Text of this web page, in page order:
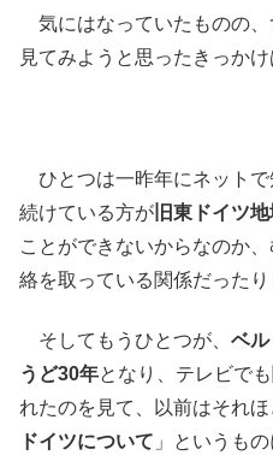
気にはなっていたものの、
見てみようと思ったきっかけ
ひとつは一昨年にネットで
続けている方が 旧東ドイツ
ことができないからなのか
絡を取っている関係だったり
そしてもうひとつが、 ベル
うど30年となり、テレビで
れたのを見て、以前はそれ
ドイツについて 」というも